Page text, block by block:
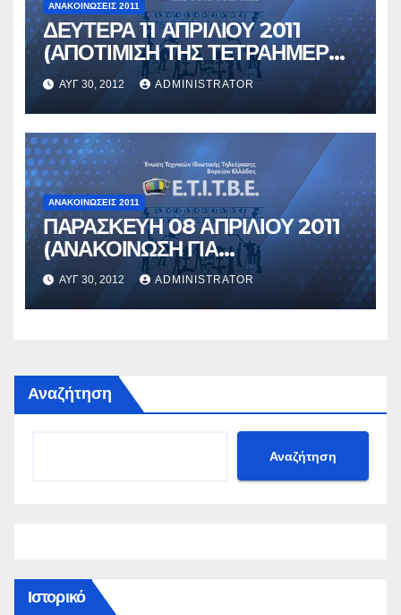
ΑΝΑΚΟΙΝΏΣΕΙΣ 2011
ΔΕΥΤΕΡΑ 11 ΑΠΡΙΛΙΟΥ 2011
(ΑΠΟΤΙΜΙΣΗ ΤΗΣ ΤΕΤΡΑΗΜΕΡΗΣ
ΑΠΕΡΓΙΑΣ)
ΑΥΓ 30, 2012 ADMINISTRATOR
ΑΝΑΚΟΙΝΏΣΕΙΣ 2011
ΠΑΡΑΣΚΕΥΗ 08 ΑΠΡΙΛΙΟΥ 2011
(ΑΝΑΚΟΙΝΩΣΗ ΓΙΑ
ΠΕΡΙΦΡΟΥΡΙΣΗ ΤΗΣ
ΤΕΤΡΑΗΜΕΡΗΣ ΑΠΕΡΓΙΑΣ)
ΑΥΓ 30, 2012 ADMINISTRATOR
Αναζήτηση
Αναζήτηση
Ιστορικό